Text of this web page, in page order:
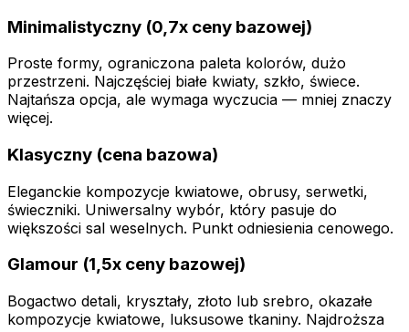
Minimalistyczny (0,7x ceny bazowej)
Proste formy, ograniczona paleta kolorów, dużo
przestrzeni. Najczęściej białe kwiaty, szkło, świece.
Najtańsza opcja, ale wymaga wyczucia — mniej znaczy
więcej.
Klasyczny (cena bazowa)
Eleganckie kompozycje kwiatowe, obrusy, serwetki,
świeczniki. Uniwersalny wybór, który pasuje do
większości sal weselnych. Punkt odniesienia cenowego.
Glamour (1,5x ceny bazowej)
Bogactwo detali, kryształy, złoto lub srebro, okazałe
kompozycje kwiatowe, luksusowe tkaniny. Najdroższa